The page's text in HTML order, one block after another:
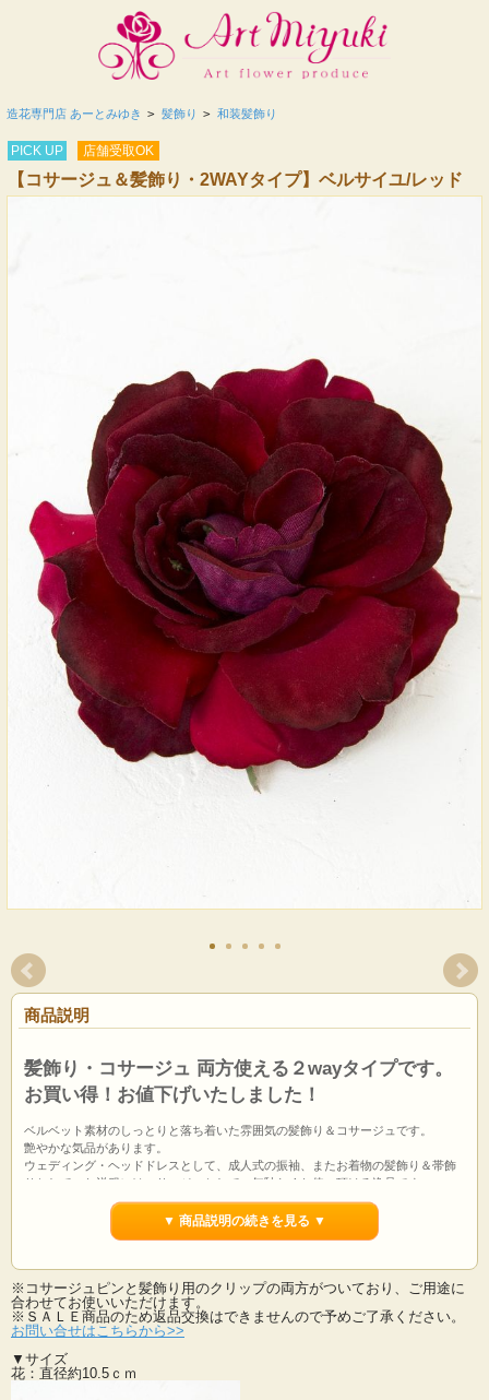
造花専門店 あーとみゆき > 髪飾り > 和装髪飾り
PICK UP 店舗受取OK
【コサージュ＆髪飾り・2WAYタイプ】ベルサイユ/レッド
商品説明
髪飾り・コサージュ 両方使える２wayタイプです。
お買い得！お値下げいたしました！
ベルベット素材のしっとりと落ち着いた雰囲気の髪飾り＆コサージュです。
艶やかな気品があります。
ウェディング・ヘッドドレスとして、成人式の振袖、またお着物の髪飾り＆帯飾
りとして、お洋服にはコサージュとして、無駄なくお使い頂ける逸品です。
普段着からフォーマルまで、さまざまな種類のお洋服にもバッチリ決まります。
おしゃれに敏感な貴女もきっと満足！
お着物の帯飾りやバックや帽子につけてもＧＯＯＤ！
コサージュピンとヘアピンがついていて、髪飾りにしたりコサージュにしたり貴
女なりのお洒落が楽しめます。
成人式などの和装から、ウェディングシーン・ヘッドドレスとしてもお使いいた
だける大変便利な２wayタイプです。
※ＳＡＬＥ商品のため返品交換はできませんので予めご了承ください。
▼ 商品説明の続きを見る ▼
※コサージュピンと髪飾り用のクリップの両方がついており、ご用途に
合わせてお使いいただけます。
※ＳＡＬＥ商品のため返品交換はできませんので予めご了承ください。
お問い合せはこちらから>>
▼サイズ
花：直径約10.5ｃｍ